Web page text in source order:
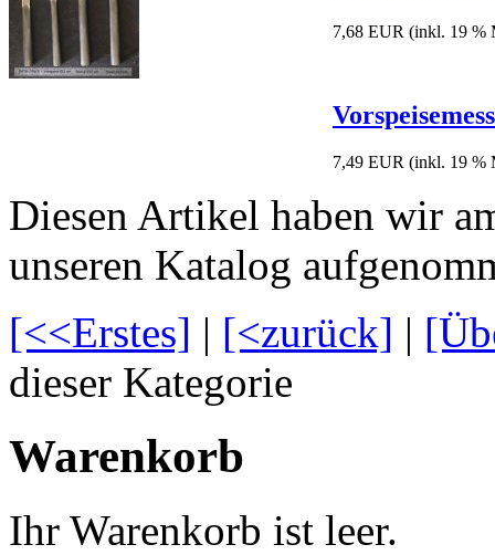
7,68 EUR (inkl. 19 %
7,49 EUR (inkl. 19 %
Diesen Artikel haben wir
unseren Katalog
[<<Erstes] | [<zurück] |
dieser Kategorie
Warenkorb
Ihr Warenkorb ist leer.